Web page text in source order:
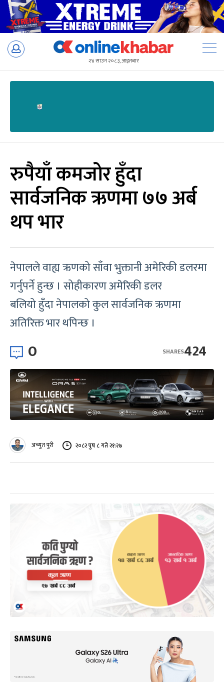
Skip
२४ साउन २०८३, आइतबार
रुपैयाँ कमजोर हुँदा
सार्वजनिक ऋणमा ७७ अर्ब
थप भार
नेपालले वाह्य ऋणको साँवा भुक्तानी अमेरिकी डलरमा
गर्नुपर्ने हुन्छ । सोहीकारण अमेरिकी डलर
बलियो हुँदा नेपालको कुल सार्वजनिक ऋणमा
अतिरिक्त भार थपिन्छ ।
0 424
SHARES
अच्युत पुरी २०८२ पुष ८ गते २१:२७